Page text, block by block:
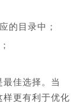
的目录中；
佳选择。当
更有利于优化